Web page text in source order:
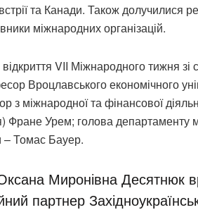
та Канади. Також долучилися
міжнародних організацій.
відкриття VII Міжнародного тижня
Вроцлавського економічного
з міжнародної та фінансової
Фране Урем; голова департаменту
– Томас Бауер.
Миронівна Десятнюк
партнер